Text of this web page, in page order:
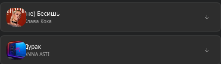
(не) Бесишь
Клава Кока
↓
Дурак
ANNA ASTI
↓